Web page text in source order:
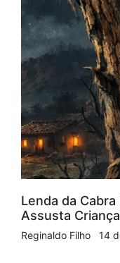
Lenda da
Assusta
Reginaldo Filho 14